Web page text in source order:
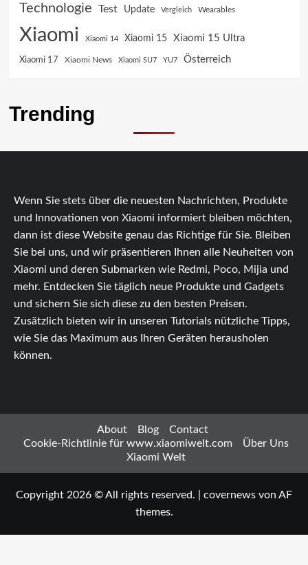
Technologie Test Update Vergleich Wearables
Xiaomi Xiaomi 14 Xiaomi 15 Xiaomi 15 Ultra
Xiaomi 17 Xiaomi News Xiaomi SU7 YU7 Österreich
Trending
Wenn Sie stets über die neuesten Nachrichten, Produkte
und Innovationen von Xiaomi informiert bleiben möchten,
dann ist diese Website genau das Richtige für Sie. Bleiben
Sie bei uns, und wir präsentieren Ihnen alle Neuheiten von
Xiaomi und deren Submarken wie Redmi, Poco, Mijia und
mehr. Entdecken Sie täglich neue Produkte und Gadgets
und sichern Sie sich diese zu den besten Preisen.
Zusätzlich bieten wir in unseren Tutorials nützliche Tipps,
wie Sie das Maximum aus Ihren Geräten herausholen
können.
About Blog
Contact
Cookie-Richtlinie für www.xiaomiwelt.com
Über Uns
Xiaomi Welt
Copyright 2026 © All rights reserved. covernews von AF
themes.